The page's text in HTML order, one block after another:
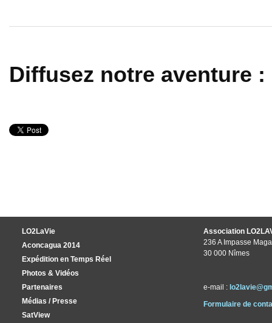
Diffusez notre aventure :
LO2LaVie
Aconcagua 2014
Expédition en Temps Réel
Photos & Vidéos
Partenaires
Médias / Presse
SatView
Association
236 A Impasse
30 000 Nîmes
e-mail :
Formulaire de